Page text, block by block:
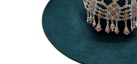
SORAYA
185€